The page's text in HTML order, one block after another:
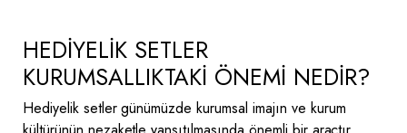
HEDİYELİK SETLER
KURUMSALLIKTAKİ ÖNEMİ NEDİR?
Hediyelik setler günümüzde kurumsal imajın ve kurum